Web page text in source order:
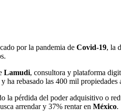
por la pandemia de Covid-19, la
Lamudi, consultora y plataforma
ha rebasado las 400 mil
la pérdida del poder adquisitivo o
arrendar y 37% rentar en México.